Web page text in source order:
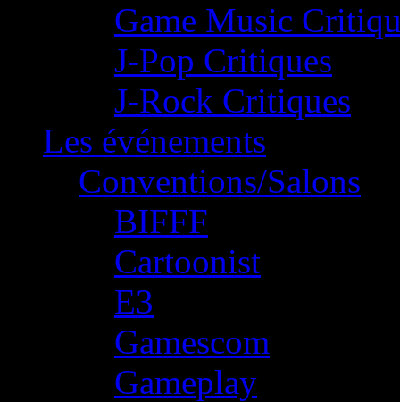
Game Music
J-Pop Critiques
J-Rock Critiques
Les événements
Conventions/Salons
BIFFF
Cartoonist
E3
Gamescom
Gameplay